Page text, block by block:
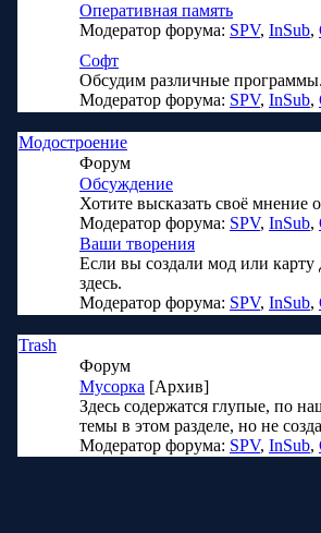
Оперативная память
Модератор форума: SPV, InSub,
Софт
Обсудим различные программы.
Модератор форума: SPV, InSub,
Модостроение
Форум
Обсуждение
Хотите высказать своё мнение
Модератор форума: SPV, InSub,
Ваши творения
Если вы создали мод или карту
здесь.
Модератор форума: SPV, InSub,
Trash
Форум
Мусорка [Архив]
Здесь содержатся глупые, по
темы в этом разделе, но не
Модератор форума: SPV, InSub,